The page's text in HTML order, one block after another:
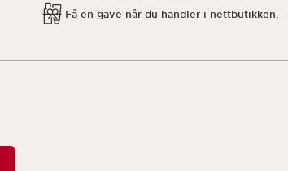
Få en gave når du handler i nettbutikken.